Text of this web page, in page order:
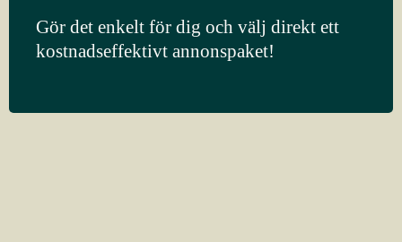
Gör det enkelt för dig och välj direkt ett
kostnadseffektivt annonspaket!